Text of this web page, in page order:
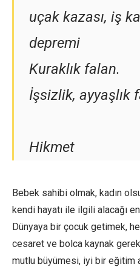
uçak kazası, iş
depremi
Kuraklık falan.
İşsizlik, ayyaşlık
—
Hikmet
Bebek sahibi olmak, kadın
kendi hayatı ile ilgili alacağı
Dünyaya bir çocuk getimek,
cesaret ve bolca kaynak
mutlu büyümesi, iyi bir eğitim